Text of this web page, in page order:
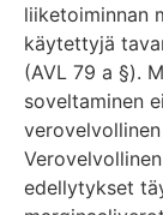
liiketoiminnan
käytettyjä
(AVL 79 a §).
soveltaminen
edellytykset